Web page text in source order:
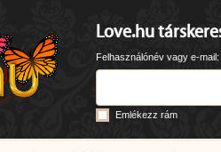
Love.hu
Felhasználónév vagy e-mail:
Emlékezz rám